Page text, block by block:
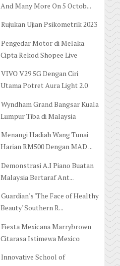
And Many More On 5 Octob...
Rujukan Ujian Psikometrik 2023
Pengedar Motor di Melaka
Cipta Rekod Shopee Live
VIVO V29 5G Dengan Ciri
Utama Potret Aura Light 2.0
Wyndham Grand Bangsar Kuala
Lumpur Tiba di Malaysia
Menangi Hadiah Wang Tunai
Harian RM500 Dengan MAD ...
Demonstrasi A.I Piano Buatan
Malaysia Bertaraf Ant...
Guardian's 'The Face of Healthy
Beauty' Southern R...
Fiesta Mexicana Marrybrown
Citarasa Istimewa Mexico
Innovative School of